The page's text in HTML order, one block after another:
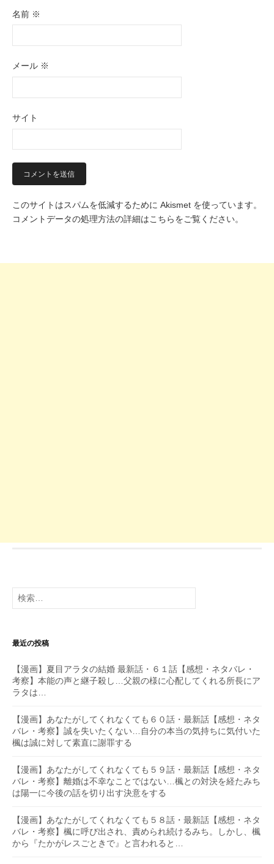
名前 ※
メール ※
サイト
このサイトはスパムを低減するために Akismet を使っています。
コメントデータの処理方法の詳細はこちらをご覧ください。
検
索:
最近の投稿
【漫画】夏目アラタの結婚 最新話・６１話【感想・ネタバレ・
考察】本能の声と継子殺し…父親の様に心配してくれる所長にア
ラタは…
【漫画】あなたがしてくれなくても６０話・最新話【感想・ネタ
バレ・考察】誠を失いたくない…自分の本当の気持ちに気付いた
楓は誠に対して素直に謝罪する
【漫画】あなたがしてくれなくても５９話・最新話【感想・ネタ
バレ・考察】離婚は不幸なことではない…楓との対決を経たみち
は陽一に今後の話を切り出す決意をする
【漫画】あなたがしてくれなくても５８話・最新話【感想・ネタ
バレ・考察】楓に呼び出され、責められ続けるみち。しかし、楓
から『たかがレスごときで』と言われると…